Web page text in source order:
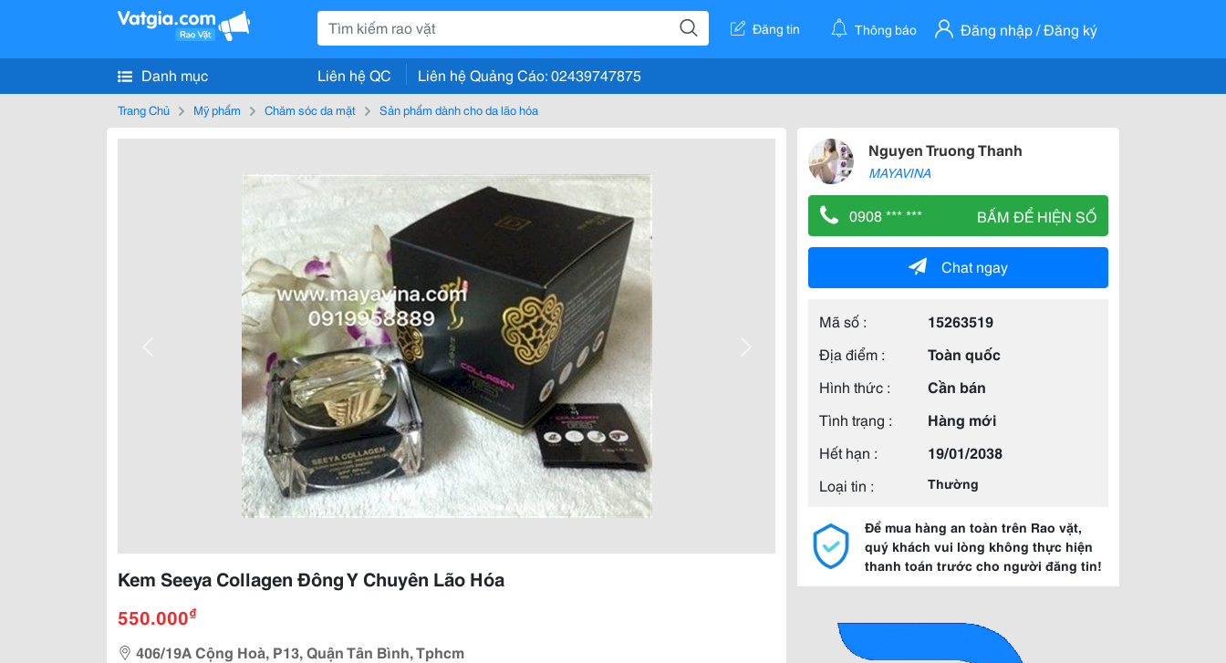
Đăng tin Thông báo Đăng nhập / Đăng ký
Danh mục Liên hệ QC Liên hệ Quảng Cáo: 02439747875
Trang Chủ Mỹ phẩm Chăm sóc da mặt Sản phẩm dành cho da lão hóa
Kem Seeya Collagen Đông Y Chuyên Lão Hóa
550.000₫
406/19A Cộng Hoà, P13, Quận Tân Bình, Tphcm
Nguyen Truong Thanh
MAYAVINA
0908 *** *** BẤM ĐỂ HIỆN SỐ
Chat ngay
Mã số :
15263519
Địa điểm :
Toàn quốc
Hình thức :
Cần bán
Tình trạng :
Hàng mới
Hết hạn :
19/01/2038
Loại tin :
Thường
Để mua hàng an toàn trên Rao vặt,
quý khách vui lòng không thực hiện
thanh toán trước cho người đăng tin!